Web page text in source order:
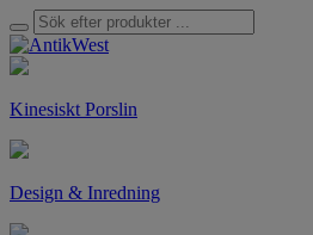
Kinesiskt Porslin
Design & Inredning